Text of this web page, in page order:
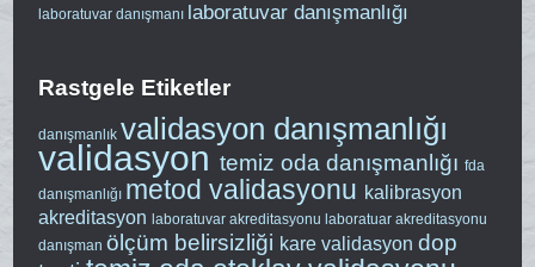
laboratuvar danışmanı laboratuvar danışmanlığı
Rastgele Etiketler
danışmanlık validasyon danışmanlığı
validasyontemiz oda danışmanlığıfda
danışmanlığı metod validasyonu kalibrasyon
akreditasyonlaboratuvar akreditasyonu laboratuar akreditasyonu
danışmanölçüm belirsizliği kare validasyondop